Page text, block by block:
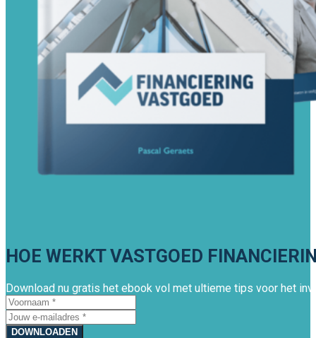
HOE WERKT VASTGOED
Download nu gratis het ebook vol met ultieme tips voor het
DOWNLOADEN